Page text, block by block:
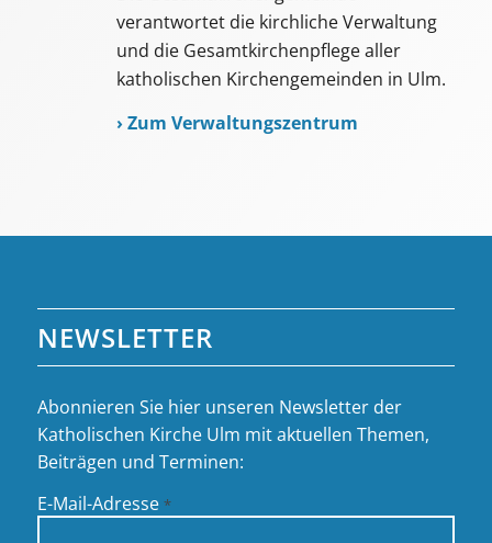
verantwortet die kirchliche Verwaltung
und die Gesamtkirchenpflege aller
katholischen Kirchengemeinden in Ulm.
› Zum Verwaltungszentrum
NEWSLETTER
Abonnieren Sie hier unseren Newsletter der
Katholischen Kirche Ulm mit aktuellen Themen,
Beiträgen und Terminen:
E-Mail-Adresse *